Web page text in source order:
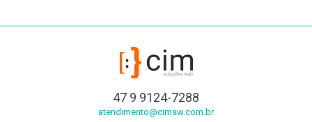
47 9 9124-7288
atendimento@cimsw.com.br